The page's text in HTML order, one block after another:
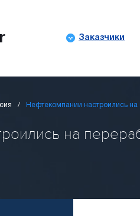
Заказчики
Нефтекомпании настроились на
на